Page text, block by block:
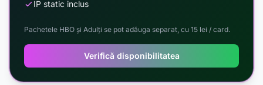
IP static inclus
Pachetele HBO și Adulți se pot adăuga separat, cu 15 lei / card.
Verifică disponibilitatea